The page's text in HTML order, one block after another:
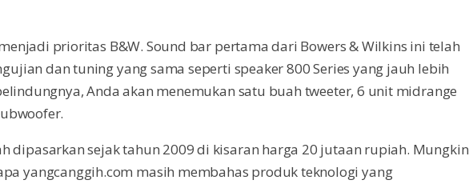
prioritas B&W. Sound bar pertama dari Bowers & Wilkins ini telah
dan tuning yang sama seperti speaker 800 Series yang jauh lebih
Anda akan menemukan satu buah tweeter, 6 unit midrange
dipasarkan sejak tahun 2009 di kisaran harga 20 jutaan rupiah. Mungkin
yangcanggih.com masih membahas produk teknologi yang